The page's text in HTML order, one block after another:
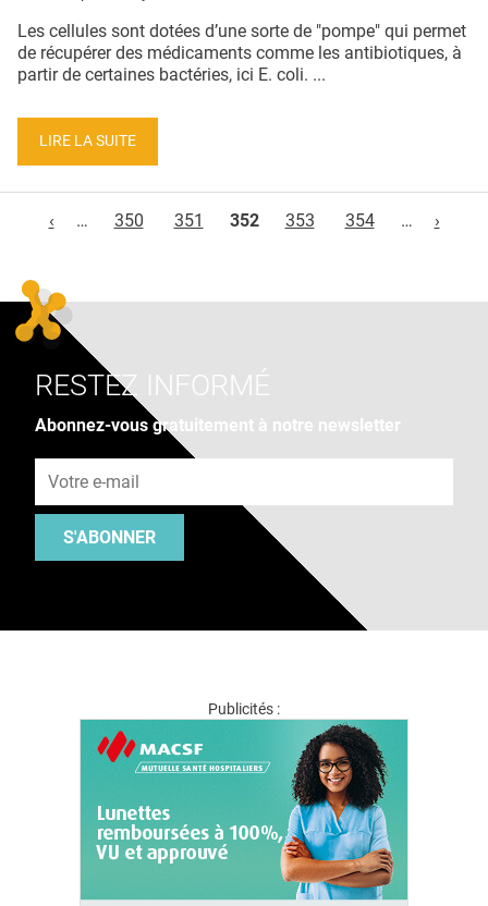
Les cellules sont dotées d’une sorte de "pompe" qui permet
de récupérer des médicaments comme les antibiotiques, à
partir de certaines bactéries, ici E. coli. ...
LIRE LA SUITE
‹
… 350 351 352 353 354 … ›
RESTEZ INFORMÉ
Abonnez-vous gratuitement à notre newsletter
S'ABONNER
Publicités :